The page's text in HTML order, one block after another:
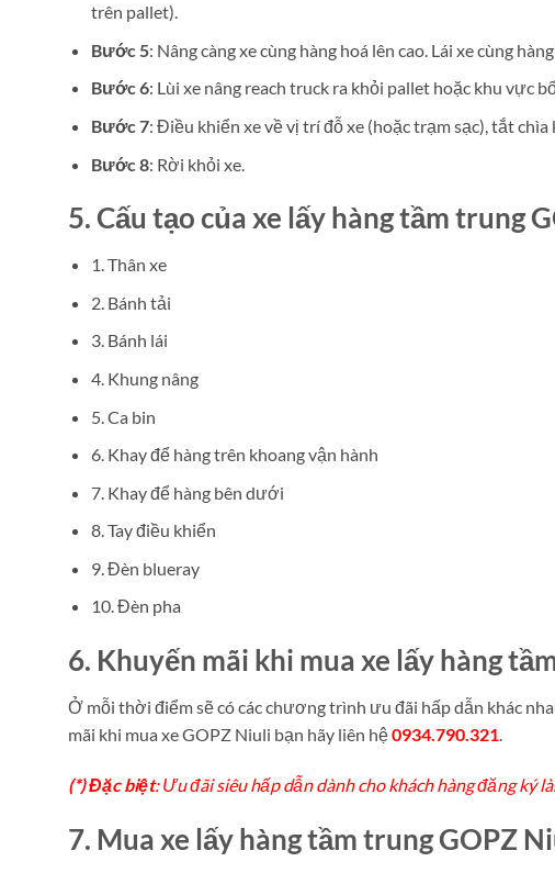
trên pallet).
Bước 5: Nâng càng xe cùng hàng hoá lên cao. Lái xe cùng
Bước 6: Lùi xe nâng reach truck ra khỏi pallet hoặc khu vực
Bước 7: Điều khiển xe về vị trí đỗ xe (hoặc trạm sạc), tắt
Bước 8: Rời khỏi xe.
5. Cấu tạo của xe lấy hàng tầm trung
1. Thân xe
2. Bánh tải
3. Bánh lái
4. Khung nâng
5. Ca bin
6. Khay để hàng trên khoang vận hành
7. Khay để hàng bên dưới
8. Tay điều khiển
9. Đèn blueray
10. Đèn pha
6. Khuyến mãi khi mua xe lấy hàng
Ở mỗi thời điểm sẽ có các chương trình ưu đãi hấp dẫn khác
mãi khi mua xe GOPZ Niuli bạn hãy liên hệ0934.790.321.
(*) Đặc biệt: Ưu đãi siêu hấp dẫn dành cho khách hàng đăng ký
7. Mua xe lấy hàng tầm trung GOPZ